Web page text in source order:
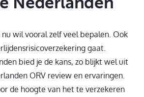
wil vooral zelf veel bepalen. Ook
gaat.
bied je de kans, zo blijkt wel uit
ORV review en ervaringen.
de hoogte van het te verzekeren